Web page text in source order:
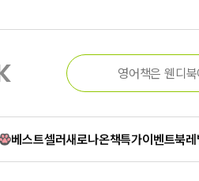
베스트셀러새로나온책특가이벤트북